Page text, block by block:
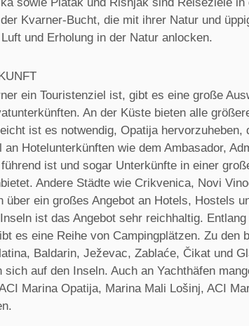
Kvarner-Bucht, die mit ihrer Natur und
und Erholung in der Natur anlocken.
ein Touristenziel ist, gibt es eine große
An der Küste bieten alle
ist es notwendig, Opatija hervorzuheben,
an Hotelunterkünften wie dem Ambasador,
ist und sogar Unterkünfte in einer
Andere Städte wie Crikvenica, Novi
über ein großes Angebot an Hotels, Hostels
ist das Angebot sehr reichhaltig.
es eine Reihe von Campingplätzen. Zu den
Baldarin, Ježevac, Zablaće, Čikat und
sich auf den Inseln. Auch an Yachthäfen
Marina Opatija, Marina Mali Lošinj, ACI